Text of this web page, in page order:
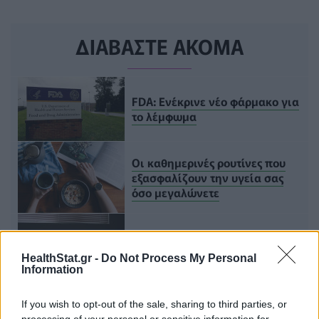
HealthStat.gr - Do Not Process My Personal
Information
If you wish to opt-out of the sale, sharing to third parties, or
ΔΙΑΒΑΣΤΕ ΑΚΟΜΑ
FDA: Ενέκρινε νέο φάρμακο για
το λέμφωμα
Οι καθημερινές ρουτίνες που
εξασφαλίζουν την υγεία σας
όσο μεγαλώνετε
Η στάση ύπνου που μπορεί να
επιβαρύνει την καρδιά,
σύμφωνα με έναν καρδιολόγο
Τελευταία τροποποίηση στις 14/05/2026 - 14:02